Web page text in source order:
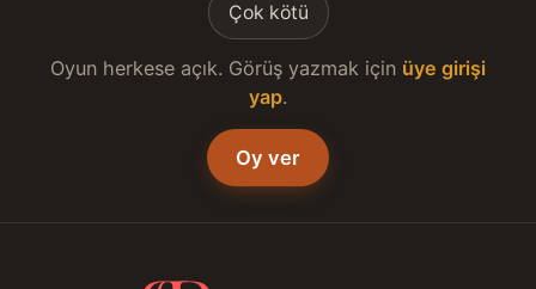
Çok kötü
Oyun herkese açık. Görüş yazmak için üye girişi
yap.
Oy ver